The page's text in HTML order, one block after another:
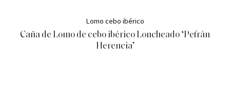
Lomo cebo ibérico
Caña de Lomo de cebo ibérico Loncheado ‘Pefrán
Herencia’